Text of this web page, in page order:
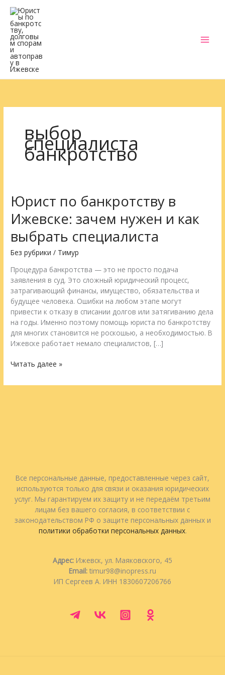
Перейти
содержимому
выбор
специалиста
банкротство
Юрист по банкротству в
Ижевске: зачем нужен и как
выбрать специалиста
Без рубрики / Тимур
Процедура банкротства — это не просто подача
заявления в суд. Это сложный юридический процесс,
затрагивающий финансы, имущество, обязательства и
будущее человека. Ошибки на любом этапе могут
привести к отказу в списании долгов или затягиванию дела
на годы. Именно поэтому помощь юриста по банкротству
для многих становится не роскошью, а необходимостью. В
Ижевске работает немало специалистов, […]
Юрист
по
банкротству
Ижевске:
зачем
нужен
и
как
выбрать
специалиста
Читать далее »
Все персональные данные, предоставленные через сайт,
используются только для связи и оказания юридических
услуг. Мы гарантируем их защиту и не передаём третьим
лицам без вашего согласия, в соответствии с
законодательством РФ о защите персональных данных и
политики обработки персональных данных.
Адрес: Ижевск, ул. Маяковского, 45
Email: timur98@inopress.ru
ИП Сергеев А. ИНН 1830607206766